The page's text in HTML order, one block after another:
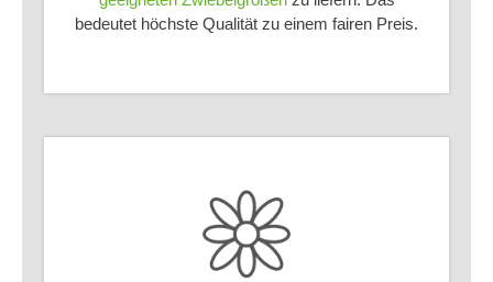
bedeutet höchste Qualität zu einem fairen Preis.